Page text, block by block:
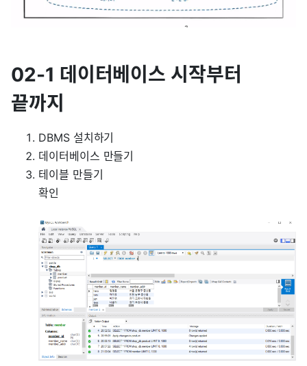
02-1 데이터베이스 시작부터
끝까지
DBMS 설치하기
데이터베이스 만들기
테이블 만들기
확인